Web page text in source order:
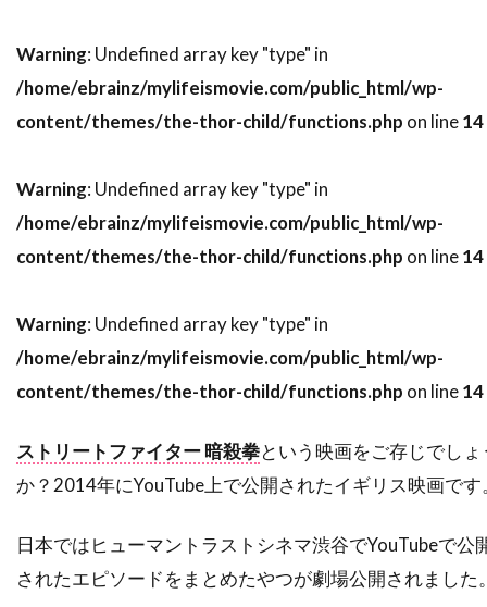
スティーヴン・ラング
スティーヴン・ルート
スティーヴ・イースティン
スティーヴ・カレル
スティーヴ・クーガン
スティーヴ・コーレン
スティーヴ・ゴリン
スティーヴ・シェイガン
スティーヴ・ティッシュ
スティーヴ・ディッコ
スティーヴ・ブシェミ
スティーヴ・メラー
ステパン・マーティローシアン
ステファヌ・メッツジェール
ステラン・スカルスガルド
Warning: Undefined array key "type" in
/home/ebrainz/mylifeismovie.com/public_html/wp-
content/themes/the-thor-child/functions.php on line14
Warning: Undefined array key "type" in
/home/ebrainz/mylifeismovie.com/public_html/wp-
content/themes/the-thor-child/functions.php on line14
Warning: Undefined array key "type" in
/home/ebrainz/mylifeismovie.com/public_html/wp-
content/themes/the-thor-child/functions.php on line14
ストリートファイター 暗殺拳という映画をご存じでしょ
か？2014年にYouTube上で公開されたイギリス映画です
日本ではヒューマントラストシネマ渋谷でYouTubeで公
されたエピソードをまとめたやつが劇場公開されました